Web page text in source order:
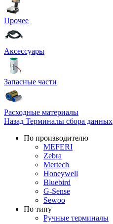
Прочее
Аксессуары
Запасные части
Расходные материалы
Назад Терминалы сбора данных
По производителю
MEFERI
Zebra
Mertech
Honeywell
Bluebird
G-Sense
Sewoo
По типу
Ручные терминалы